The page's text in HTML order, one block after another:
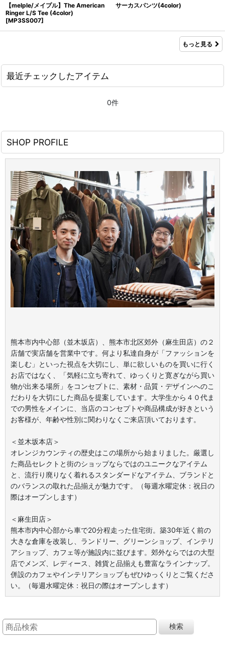
【melple/メイプル】The American
Ringer L/S Tee (4color)
[MP3SS007]
サーカスパンツ(4color)
もっと見る
最近チェックしたアイテム
0件
SHOP PROFILE
熊本市内中心部（並木坂店）、熊本市北区郊外（麻生田店）の２
店舗で実店舗を営業中です。何より私達自身が「ファッションを
楽しむ」といった視点を大切にし、単に欲しいものを買いに行く
お店ではなく、「気軽に立ち寄れて、ゆっくりと寛ぎながら買い
物が出来る場所」をコンセプトに、素材・品質・デザインへのこ
だわりを大切にした商品を提案しています。大学生から４０代ま
での男性をメインに、当店のコンセプトや商品構成が好きという
お客様が、年齢や性別に関わりなくご来店頂いております。
＜並木坂本店＞
オレンジカウンティの歴史はこの場所から始まりました。厳選し
た商品セレクトと街のショップならではのユニークなアイテム
と、流行り廃りなく着れるスタンダードなアイテム、ブランドと
のバランスの取れた品揃えが魅力です。（毎週水曜定休：祝日の
際はオープンします）
＜麻生田店＞
熊本市内中心部から車で20分程走った住宅街。築30年近く前の
大きな倉庫を改装し、ランドリー、グリーンショップ、インテリ
アショップ、カフェ等が施設内に並びます。郊外ならではの大型
店でメンズ、レディース、雑貨と品揃えも豊富なラインナップ。
併設のカフェやインテリアショップもぜひゆっくりとご覧くださ
い。（毎週水曜定休：祝日の際はオープンします）
検索